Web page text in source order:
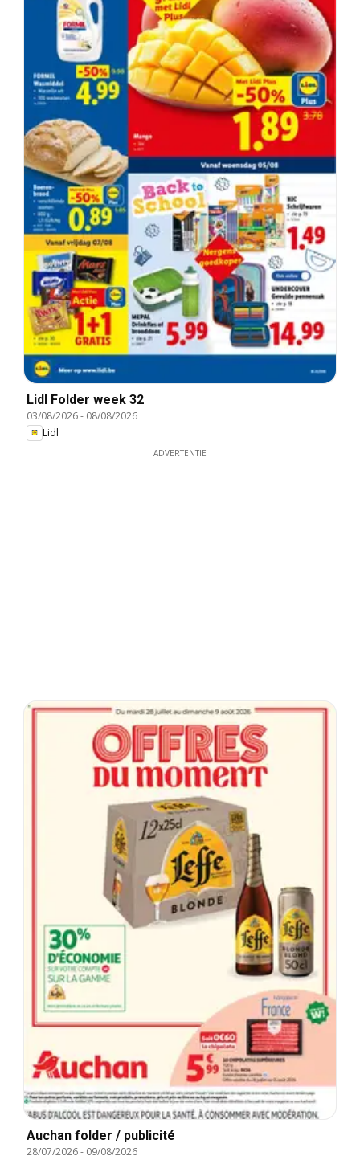
Lidl Folder week 32
03/08/2026- 08/08/2026
Lidl
ADVERTENTIE
Auchan folder / publicité
28/07/2026- 09/08/2026